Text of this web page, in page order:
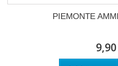
PIEMONTE